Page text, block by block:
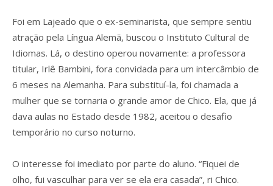
Foi em Lajeado que o ex-seminarista, que sempre sentiu
atração pela Língua Alemã, buscou o Instituto Cultural de
Idiomas. Lá, o destino operou novamente: a professora
titular, Irlê Bambini, fora convidada para um intercâmbio de
6 meses na Alemanha. Para substituí-la, foi chamada a
mulher que se tornaria o grande amor de Chico. Ela, que já
dava aulas no Estado desde 1982, aceitou o desafio
temporário no curso noturno.
O interesse foi imediato por parte do aluno. “Fiquei de
olho, fui vasculhar para ver se ela era casada”, ri Chico.